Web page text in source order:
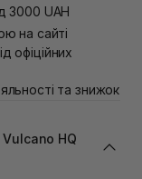
4
Підстригача, 1В
45
3000 UAH
на сайті
офіційних
та знижок
HQ